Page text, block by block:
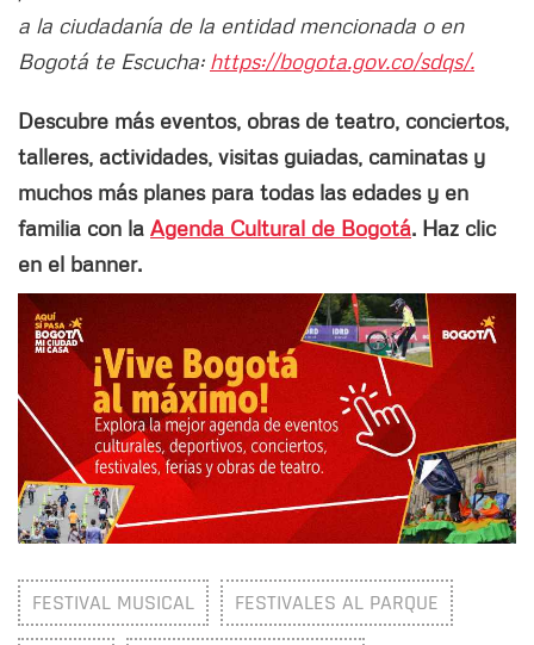
a la ciudadanía de la entidad mencionada o en
Bogotá te Escucha: https://bogota.gov.co/sdqs/.
Descubre más eventos, obras de teatro, conciertos,
talleres, actividades, visitas guiadas, caminatas y
muchos más planes para todas las edades y en
familia con la Agenda Cultural de Bogotá. Haz clic
en el banner.
FESTIVAL MUSICAL FESTIVALES AL PARQUE